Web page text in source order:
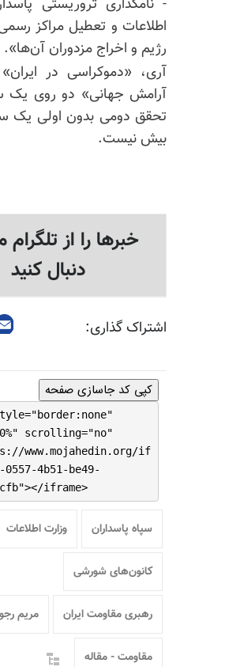
- نامگذاری تروریستی
اطلاعات و تعطیل مراکز
رژیم و اخراج مزدوران آن‌ها».
آری، «دموکراسی در
آرامش جهانی» دو روی یک
تحقق دومی بدون اولی یک
بیش نیست.
خبرها را از
دنبال کنید
اشتراک گذاری:
کپی کد جاسازی صفحه
scrolling="no"
www.mojahedin.org/if
0557-4b51-be49-
iframe>
سپاه پاسداران وزارت اطلاعات
کانون‌های شورشی
رهبری مقاومت ایران مریم
مقاومت - مقاله